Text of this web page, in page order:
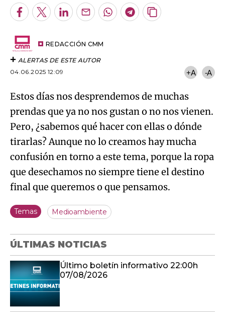
Facebook
TwitterLinkedInEnviarWhatsapp
Telegram
Copiar
REDACCIÓN CMM
ALERTAS DE ESTE AUTOR
04.06.2025 12:09
+A -A
Estos días nos desprendemos de muchas
prendas que ya no nos gustan o no nos vienen.
Pero, ¿sabemos qué hacer con ellas o dónde
tirarlas? Aunque no lo creamos hay mucha
confusión en torno a este tema, porque la ropa
que desechamos no siempre tiene el destino
final que queremos o que pensamos.
Temas Medioambiente
ÚLTIMAS NOTICIAS
Último boletín informativo 22:00h
07/08/2026